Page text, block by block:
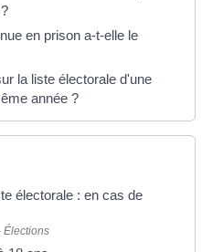
en prison a-t-elle le
la liste électorale d'une
année ?
électorale : en cas de
Élections